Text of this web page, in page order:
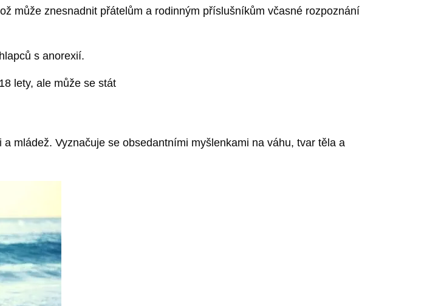
může znesnadnit přátelům a rodinným příslušníkům včasné rozpoznání
s anorexií.
lety, ale může se stát
mládež. Vyznačuje se obsedantními myšlenkami na váhu, tvar těla a